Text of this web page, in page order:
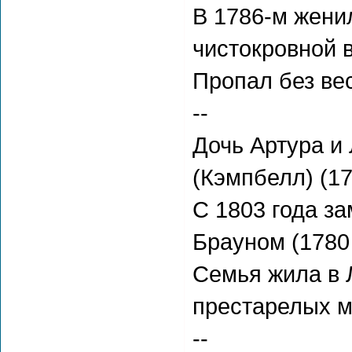
В 1786-м
чистокровной
Пропал без
--
Дочь Артура
(Кэмпбелл)
С 1803 года
Брауном
Семья жила в
престарелых
--